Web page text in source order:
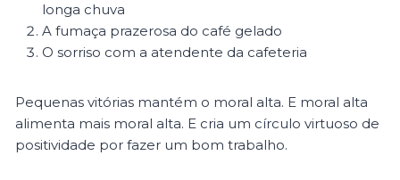
longa chuva
A fumaça prazerosa do café gelado
O sorriso com a atendente da cafeteria
Pequenas vitórias mantém o moral alta. E moral alta
alimenta mais moral alta. E cria um círculo virtuoso de
positividade por fazer um bom trabalho.